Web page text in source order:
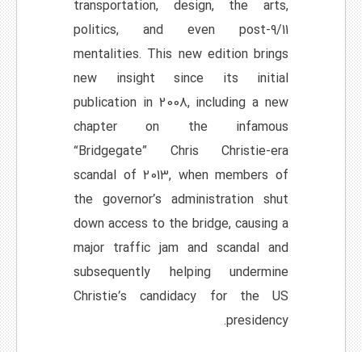
transportation, design, the arts,
politics, and even post-9/11
mentalities. This new edition brings
new insight since its initial
publication in 2008, including a new
chapter on the infamous
“Bridgegate” Chris Christie-era
scandal of 2013, when members of
the governor’s administration shut
down access to the bridge, causing a
major traffic jam and scandal and
subsequently helping undermine
Christie’s candidacy for the US
presidency.